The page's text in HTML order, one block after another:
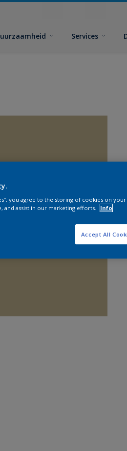
Services
you agree to the storing of cookies on
and assist in our marketing efforts.
Info
Accept All